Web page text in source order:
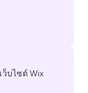
ว็บไซต์ Wix